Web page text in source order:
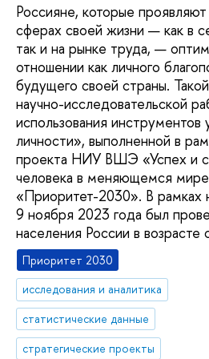
Россияне, которые
сферах своей жизни — как в
так и на рынке труда, —
отношении как личного
будущего своей страны.
научно-исследовательской
использования инструментов
личности», выполненной в
проекта НИУ ВШЭ «Успех и
человека в меняющемся
«Приоритет-2030». В рамках
9 ноября 2023 года был
населения России в возрасте
Приоритет 2030
исследования и аналитика
статистические данные
стратегические проекты